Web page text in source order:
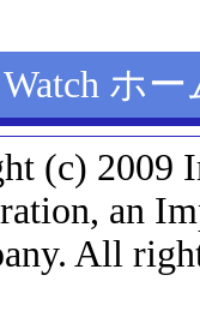
ホ
(c) 2009
an
All